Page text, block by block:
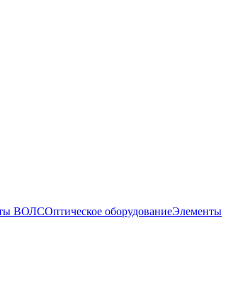
ВОЛСОптическое оборудованиеЭлементы